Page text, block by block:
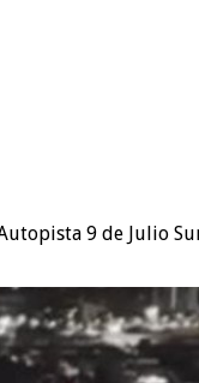
9 de Julio